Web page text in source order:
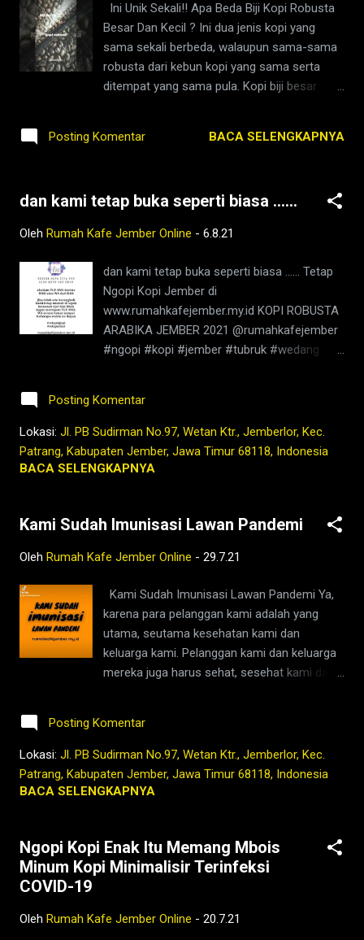
#coffeeaddict #ngopisore #rokenrol
#coffeebeans #coffeelovers #instagood
#barista #coffeeholic #kopilokal
#photooftheday #TetapProtokolNewNormal
#JanganNulari #JanganKetularan
susu,wedang
Ini Unik Sekali!! Apa Beda Biji Kopi Robusta
Besar Dan Kecil ? Ini dua jenis kopi yang
sama sekali berbeda, walaupun sama-sama
robusta dari kebun kopi yang sama serta
ditempat yang sama pula. Kopi biji besar
terutama di rasa rempah. Kopi ini juga kuat
merusak tekstur rasa alami kopi dan
segelas kopi ini. Ada sedikit rasa kecut di
kalo dingin akan terasa chocolaty yang
memenuhi rongga mulut kamu. Udah ada
yang kenal dengan kopi yang satu ini ? Eh ya
ngopi tu bikin kamu bahagia dan punya imun
yang lebih kuat juga loh ..... Salam hangat
Jember di www.rumahkafejember.my.id KOPI
@rumahkafejember #ngopi #kopi #jember
#tubruk #wedang #uwuh #rempah
#jemberhits #ngopimalam #co...
Posting Komentar BACA SELENGKAPNYA
dan kami tetap buka seperti biasa ......
Oleh Rumah Kafe Jember Online - 6.8.21
dan kami tetap buka seperti biasa ...... Tetap
Ngopi Kopi Jember di
www.rumahkafejember.my.id KOPI ROBUSTA
ARABIKA JEMBER 2021 @rumahkafejember
#ngopi #kopi #jember #tubruk #wedang
#penikmatkopi #kopihijau #kopienak
#coffeetime #coffeeaddict #ngopisore
#rokenrol #coffeebeans #coffeelovers
#instagood #barista #coffeeholic #kopilokal
kopi di jember,jenis kopi jember,kafe di
lambung,rumah,2021,tubruk,berita
indonesia,harga kopi jember,bisnis coffee
shop,warung kopi
jember,pandemi,covid19,indonesia,nusantara,
masa lalu,kopi,jember,kafe,kedai,es kopi
susu,wedang,rempah,barista,robusta,arabika,
oogle,maps
Posting Komentar
Lokasi: Jl. PB Sudirman No.97, Wetan Ktr., Jemberlor, Kec.
Patrang, Kabupaten Jember, Jawa Timur 68118, Indonesia
BACA SELENGKAPNYA
Kami Sudah Imunisasi Lawan Pandemi
Oleh Rumah Kafe Jember Online - 29.7.21
Kami Sudah Imunisasi Lawan Pandemi Ya,
karena para pelanggan kami adalah yang
utama, seutama kesehatan kami dan
keluarga kami. Pelanggan kami dan keluarga
mereka juga harus sehat, sesehat kami dan
di masa datang. Tetap Ngopi Kopi Jember di
www.rumahkafejember.my.id KOPI ROBUSTA
ARABIKA JEMBER 2021 @rumahkafejember
#ngopi #kopi #jember #tubruk #wedang
#penikmatkopi #kopihijau #kopienak
#coffeetime #coffeeaddict #ngopisore
#photooftheday #TetapProtokolNewNormal
Posting Komentar
Lokasi: Jl. PB Sudirman No.97, Wetan Ktr., Jemberlor, Kec.
Patrang, Kabupaten Jember, Jawa Timur 68118, Indonesia
BACA SELENGKAPNYA
Ngopi Kopi Enak Itu Memang Mbois
Minum Kopi Minimalisir Terinfeksi
COVID-19
Oleh Rumah Kafe Jember Online - 20.7.21